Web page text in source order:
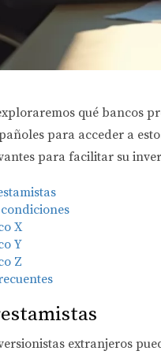
qué bancos
para acceder a
para facilitar su
X
Y
Z
extranjeros